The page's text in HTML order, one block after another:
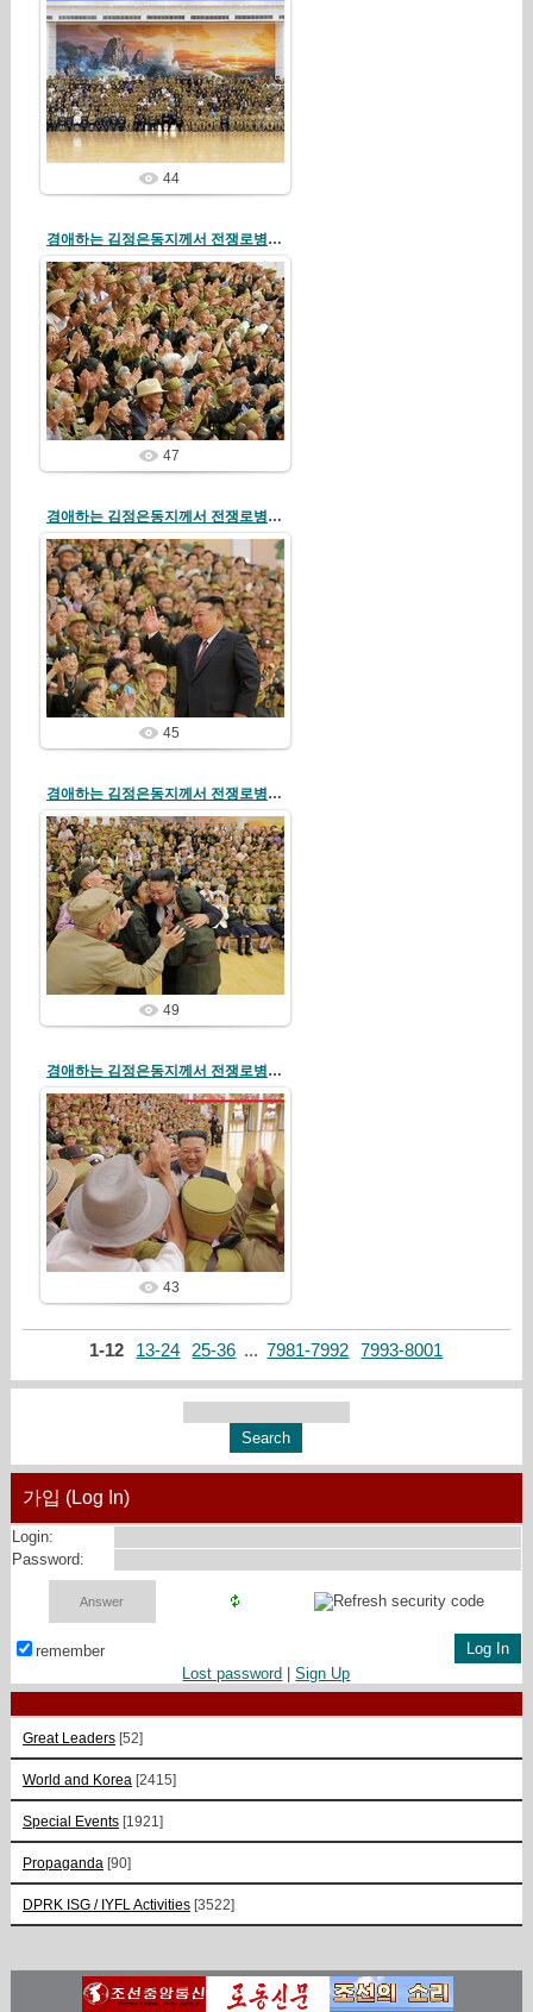
26/07/31
redstartvkp
44
경애하는 김정은동지께서 전쟁로병들과 전시공로자들을 만나시고 기념사진을 찍으시였다
26/07/31
redstartvkp
47
경애하는 김정은동지께서 전쟁로병들과 전시공로자들을 만나시고 기념사진을 찍으시였다
26/07/31
redstartvkp
45
경애하는 김정은동지께서 전쟁로병들과 전시공로자들을 만나시고 기념사진을 찍으시였다
26/07/31
redstartvkp
49
경애하는 김정은동지께서 전쟁로병들과 전시공로자들을 만나시고 기념사진을 찍으시였다
26/07/31
redstartvkp
43
1-12 13-24 25-36 ... 7981-7992 7993-8001
가입 (Log In)
Login:
Password:
remember
Lost password |Sign Up
Great Leaders [52]
World and Korea [2415]
Special Events [1921]
Propaganda [90]
DPRK ISG / IYFL Activities [3522]